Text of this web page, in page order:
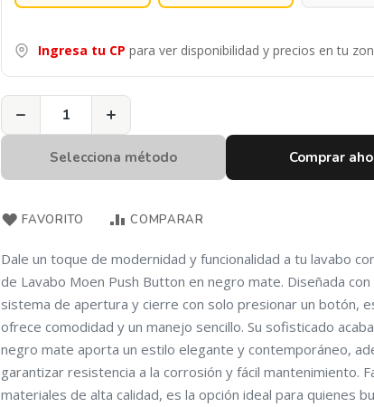
Ingresa tu CP para ver disponibilidad y precios en tu
− +
Selecciona método Comprar
FAVORITO COMPARAR
Dale un toque de modernidad y funcionalidad a tu lavabo
de Lavabo Moen Push Button en negro mate. Diseñada con
sistema de apertura y cierre con solo presionar un botón,
ofrece comodidad y un manejo sencillo. Su sofisticado
negro mate aporta un estilo elegante y contemporáneo,
garantizar resistencia a la corrosión y fácil mantenimiento.
materiales de alta calidad, es la opción ideal para quienes